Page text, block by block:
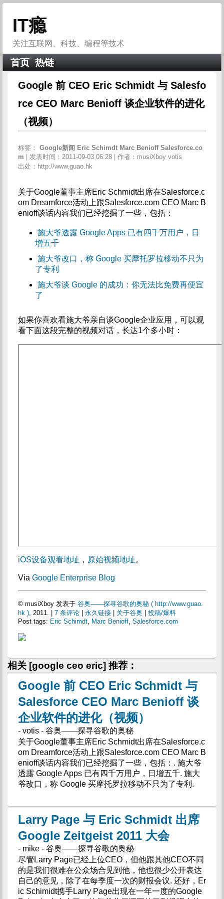
IT瘾
关注互联网、科技、编程等技术
首页 热链
Google 前 CEO Eric Schmidt 与 Salesfo
rce CEO Marc Benioff 谈企业软件的进化
（视频）
标签： Google新闻 Eric Schimdt Marc Benioff Salesforce.co
m
| 发表时间：2011-09-03 06:28 | 作者：musiXboy votis
出处：http://www.guao.hk
关于Google董事主席Eric Schmidt出席在Salesforce.c
om Dreamforce活动上跟Salesforce.com CEO Marc B
enioff谈话内容我们已经挖掘了一些，包括：
施大爷透露 Google Apps 已有四千万用户，日
增五千
施大爷改口，称 Google 买摩托罗拉移动不只为
了专利
施大爷谈 Google 的成功：你无法比免费再便宜
了
如果你喜欢看施大爷亲自谈Google企业应用，可以观
看下面这段完整的视频对话，长达1个多小时：
iOS设备观看地址 ， 原始视频地址。
Via Google Enterprise Blog
© musiXboy 发表于 谷奥——探寻谷歌的奥秘 ( http://www.guao.
hk ), 2011. | 7 条评论| 永久链接| 关于谷奥| 投稿/爆料
Post tags: Eric Schimdt, Marc Benioff, Salesforce.com
相关 [google ceo eric] 推荐：
Google 前 CEO Eric Schmidt 与
Salesforce CEO Marc Benioff 谈
企业软件的进化（视频）
- votis - 谷奥——探寻谷歌的奥秘
关于Google董事主席Eric Schmidt出席在Salesforce.c
om Dreamforce活动上跟Salesforce.com CEO Marc B
enioff谈话内容我们已经挖掘了一些，包括：. 施大爷
透露 Google Apps 已有四千万用户，日增五千. 施大
爷改口，称 Google 买摩托罗拉移动不只为了专利.
Larry Page 与 Eric Schmidt 出席
Google Zeitgeist 2011 大会
- mike - 谷奥——探寻谷歌的奥秘
尽管Larry Page已经上位CEO，但他跟其他CEO不同
的是我们很难在公众场合见到他，他也很少公开表达
自己的意见，除了在每季度一次的财报会议. 还好，Er
ic Schimidt携手Larry Page出现在一年一度的Google